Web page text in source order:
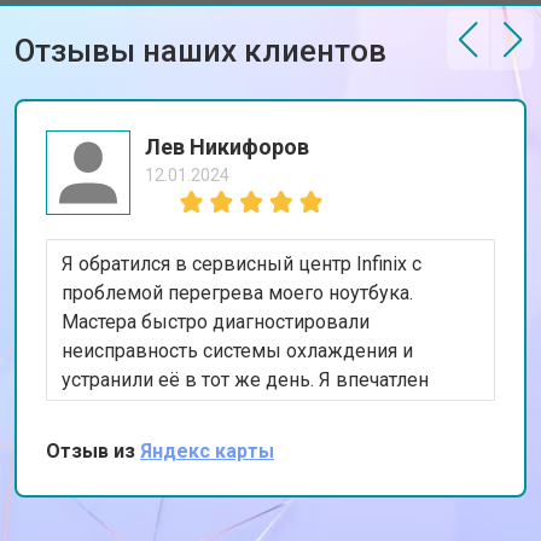
Отзывы наших клиентов
Лев Никифоров
12.01.2024
Я обратился в сервисный центр Infinix с
проблемой перегрева моего ноутбука.
Мастера быстро диагностировали
неисправность системы охлаждения и
устранили её в тот же день. Я впечатлен
оперативностью и качеством работы. Мой
ноутбук теперь работает как новый. Спасибо
за ваш профессионализм!
Отзыв из Яндекс карты